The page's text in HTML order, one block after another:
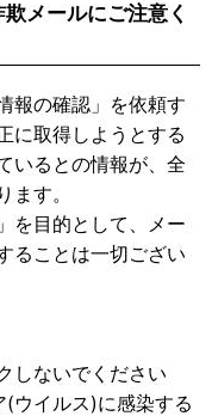
メールにご注意く
報の確認」を依頼す
に取得しようとする
いるとの情報が、全
す。
を目的として、メー
ることは一切ござい
しないでください
ウイルス)に感染する